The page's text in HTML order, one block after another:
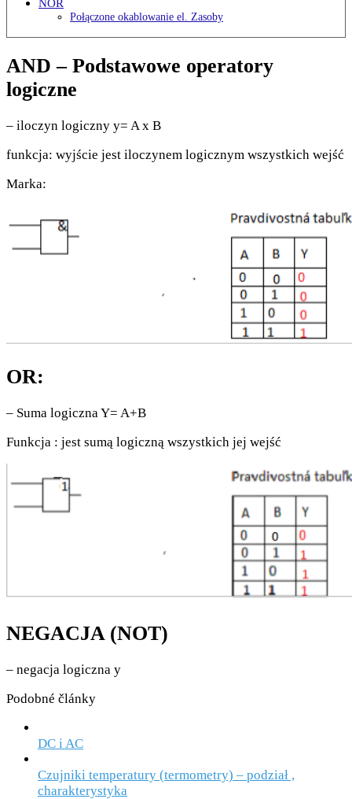
Połączone okablowanie el. Zasoby
AND – Podstawowe operatory
logiczne
– iloczyn logiczny y= A x B
funkcja: wyjście jest iloczynem logicznym wszystkich wejść
Marka:
OR:
– Suma logiczna Y= A+B
Funkcja : jest sumą logiczną wszystkich jej wejść
NEGACJA (NOT)
– negacja logiczna y
Podobné články
DC i AC
Czujniki temperatury (termometry) – podział ,
charakterystyka